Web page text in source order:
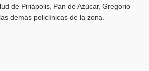
de Piriápolis, Pan de Azúcar, Gregorio
demás policlínicas de la zona.